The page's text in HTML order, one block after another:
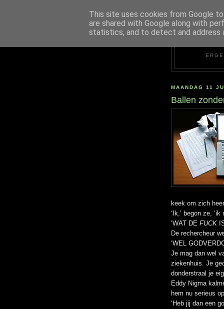
MAANDAG 11
Ballen
keek om zich
‘Ik,’ begon ze,
‘WAT DE FUCK
De rechercheur
‘WEL
Je mag dan wel
ziekenhuis. Je
donderstraal je
Eddy Nigma
hem nu serieus
‘Heb jij dan een
This site uses cookies from Google
are shared with Google along with
statistics, and to detect and address